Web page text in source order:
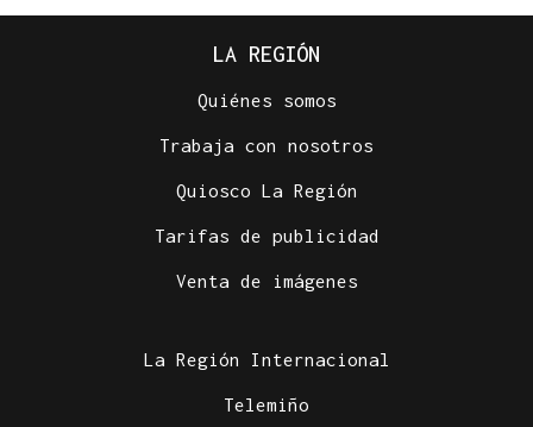
LA REGIÓN
Quiénes somos
Trabaja con nosotros
Quiosco La Región
Tarifas de publicidad
Venta de imágenes
La Región Internacional
Telemiño